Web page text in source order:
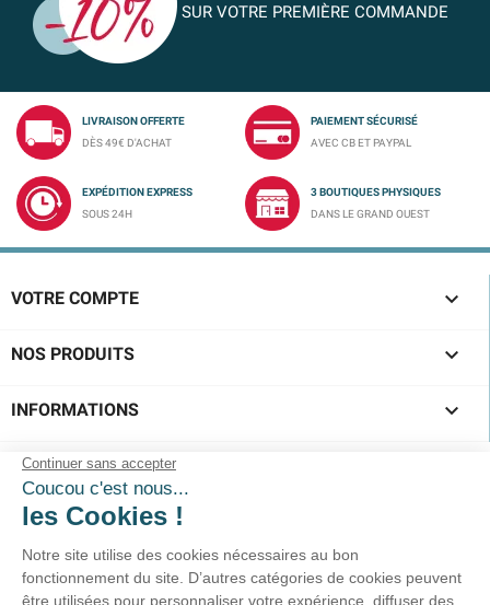
SUR VOTRE PREMIÈRE COMMANDE
LIVRAISON OFFERTE
DÈS 49€ D'ACHAT
PAIEMENT SÉCURISÉ
AVEC CB ET PAYPAL
EXPÉDITION EXPRESS
SOUS 24H
3 BOUTIQUES PHYSIQUES
DANS LE GRAND OUEST
VOTRE COMPTE 
NOS PRODUITS 
INFORMATIONS 
Service clients
02-40-45-25-96
Prix d'un appel local